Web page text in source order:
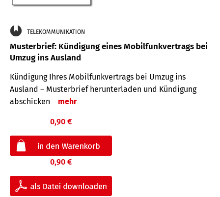
TELEKOMMUNIKATION
Musterbrief: Kündigung eines Mobilfunkvertrags bei
Umzug ins Ausland
Kündigung Ihres Mobilfunkvertrags bei Umzug ins
Ausland – Musterbrief herunterladen und Kündigung
abschicken
mehr
0,90 €
0,90 €